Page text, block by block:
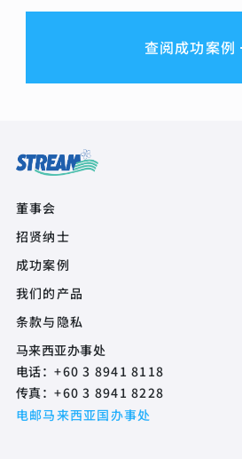
查阅成功案例
Quick Links
董事会
招贤纳士
Product Quick Links Footer
成功案例
我们的产品
Footer Policy
条款与隐私
马来西亚办事处
电话：+60 3 8941 8118
传真：+60 3 8941 8228
电邮马来西亚国办事处